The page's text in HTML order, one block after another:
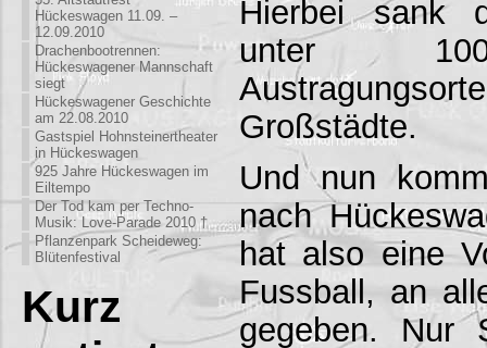
Hückeswagen 11.09. –
12.09.2010
Drachenbootrennen:
Hückeswagener Mannschaft
siegt
Hückeswagener Geschichte
am 22.08.2010
Gastspiel Hohnsteinertheater
in Hückeswagen
925 Jahre Hückeswagen im
Eiltempo
Der Tod kam per Techno-
Musik: Love-Parade 2010 †
Pflanzenpark Scheideweg:
Blütenfestival
Kurz
Hierbei sank
unter
Großstädte.
Und nun
nach
hat also eine
Fussball, an
gegeben. Nur